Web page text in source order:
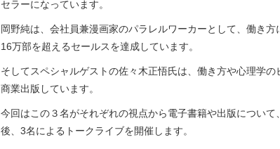
セラーになっています。
岡野純は、会社員兼漫画家のパラレルワーカーとして、働き
16万部を超えるセールスを達成しています。
そしてスペシャルゲストの佐々木正悟氏は、働き方や心理学
商業出版しています。
今回はこの３名がそれぞれの視点から電子書籍や出版につい
後、3名によるトークライブを開催します。